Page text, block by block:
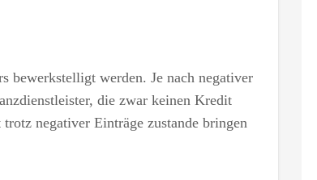
bewerkstelligt werden. Je nach negativer
die zwar keinen Kredit
negativer Einträge zustande bringen